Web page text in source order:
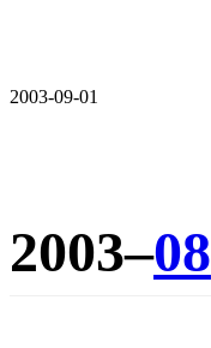
2003-09-01
2003–08